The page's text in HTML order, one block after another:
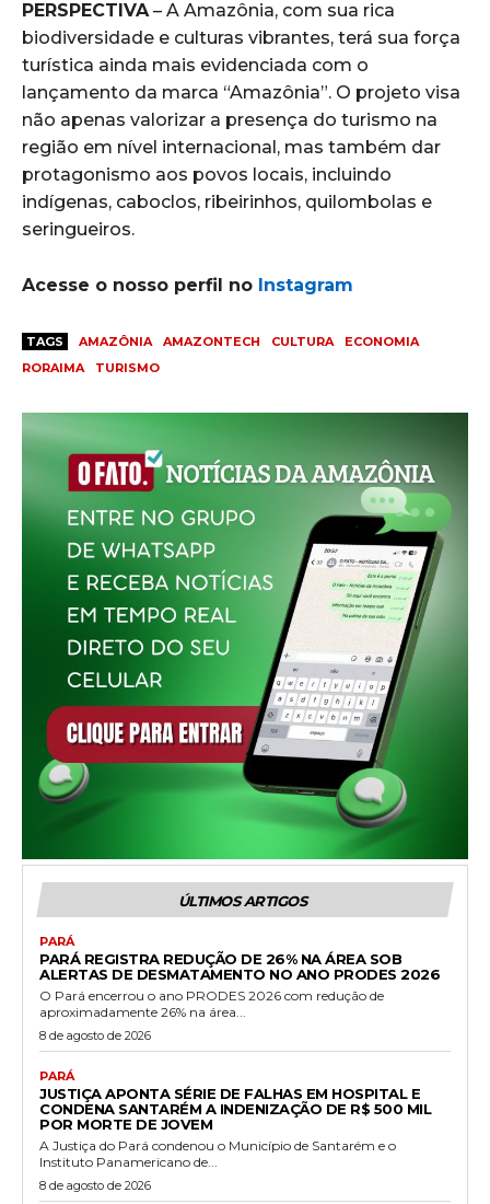
PERSPECTIVA – A Amazônia, com sua rica
biodiversidade e culturas vibrantes, terá sua força
turística ainda mais evidenciada com o
lançamento da marca “Amazônia”. O projeto visa
não apenas valorizar a presença do turismo na
região em nível internacional, mas também dar
protagonismo aos povos locais, incluindo
indígenas, caboclos, ribeirinhos, quilombolas e
seringueiros.
Acesse o nosso perfil no Instagram
TAGS AMAZÔNIA AMAZONTECH CULTURA
ECONOMIA
RORAIMA
TURISMO
ÚLTIMOS ARTIGOS
PARÁ
PARÁ REGISTRA REDUÇÃO DE 26% NA ÁREA SOB
ALERTAS DE DESMATAMENTO NO ANO PRODES 2026
O Pará encerrou o ano PRODES 2026 com redução de
aproximadamente 26% na área...
8 de agosto de 2026
PARÁ
JUSTIÇA APONTA SÉRIE DE FALHAS EM HOSPITAL E
CONDENA SANTARÉM A INDENIZAÇÃO DE R$ 500 MIL
POR MORTE DE JOVEM
A Justiça do Pará condenou o Município de Santarém e o
Instituto Panamericano de...
8 de agosto de 2026